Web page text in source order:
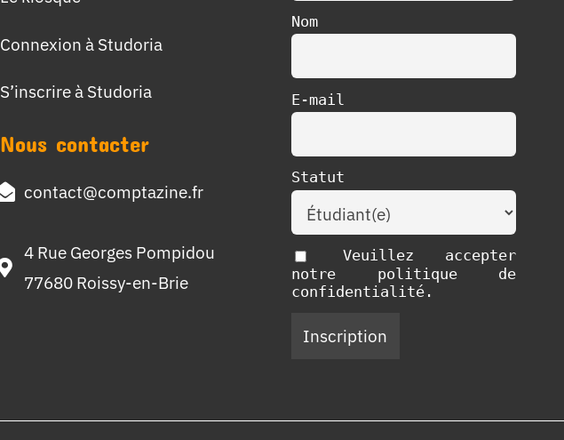
Connexion à Studoria
S’inscrire à Studoria
Nous contacter
contact@comptazine.fr
4 Rue Georges Pompidou
77680 Roissy-en-Brie
Nom
E-mail
Statut
Veuillez accepter
notre politique de
confidentialité.